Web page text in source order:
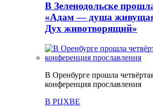
В Зеленодольске
«Адам — душа
Дух животворящий»
В Оренбурге прошла
конференция прославления
В РЦХВЕ